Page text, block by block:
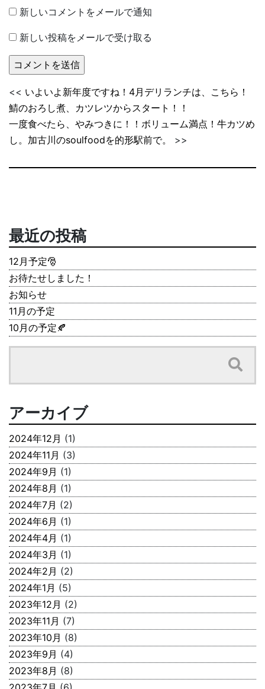
新しいコメントをメールで通知
新しい投稿をメールで受け取る
<< いよいよ新年度ですね！4月デリランチは、こちら！
鯖のおろし煮、カツレツからスタート！！
一度食べたら、やみつきに！！ボリューム満点！牛カツめ
し。加古川のsoulfoodを的形駅前で。
>>
最近の投稿
12月予定🎅
お待たせしました！
お知らせ
11月の予定
10月の予定🍂
アーカイブ
2024年12月 (1)
2024年11月 (3)
2024年9月 (1)
2024年8月 (1)
2024年7月 (2)
2024年6月 (1)
2024年4月 (1)
2024年3月 (1)
2024年2月 (2)
2024年1月 (5)
2023年12月 (2)
2023年11月 (7)
2023年10月 (8)
2023年9月 (4)
2023年8月 (8)